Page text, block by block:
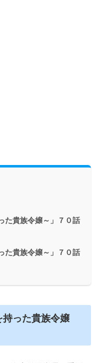
た貴族令嬢～」７０話
た貴族令嬢～」７０話
った貴族令嬢